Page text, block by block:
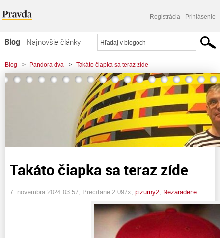
Registrácia Prihlásenie
Blog
Najnovšie články
Najčítanejšie články
Najkomentovanejšie články
Blog > Pandora dva > Takáto čiapka sa teraz zíde
Takáto čiapka sa teraz zíde
7. novembra 2024 03:57 , Prečítané 2 097x, pizurny2 Nezaradené